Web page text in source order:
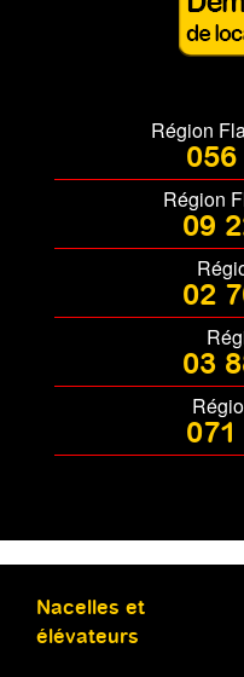
Région
056
Région
09
02
03
071
Nacelles et
élévateurs